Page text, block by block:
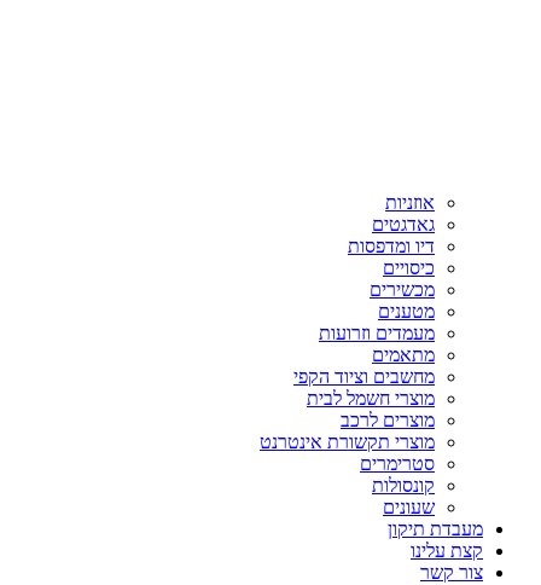
אוזניות
גאדגטים
דיו ומדפסות
כיסויים
מכשירים
מטענים
מעמדים וזרועות
מתאמים
מחשבים וציוד הקפי
מוצרי חשמל לבית
מוצרים לרכב
מוצרי תקשורת אינטרנט
סטרימרים
קונסולות
שעונים
מעבדת תיקון
קצת עלינו
צור קשר